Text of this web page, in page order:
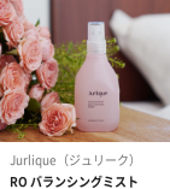
ご使用上／安
全上の注意
1.
レ
3.
ど
す